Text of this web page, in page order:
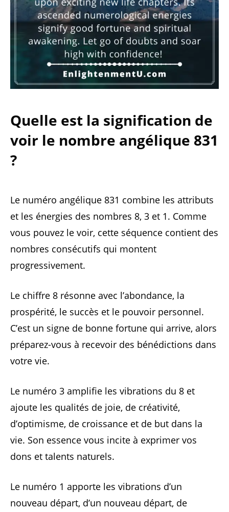
Quelle est la signification de
voir le nombre angélique 831
?
Le numéro angélique 831 combine les attributs
et les énergies des nombres 8, 3 et 1. Comme
vous pouvez le voir, cette séquence contient des
nombres consécutifs qui montent
progressivement.
Le chiffre 8 résonne avec l’abondance, la
prospérité, le succès et le pouvoir personnel.
C’est un signe de bonne fortune qui arrive, alors
préparez-vous à recevoir des bénédictions dans
votre vie.
Le numéro 3 amplifie les vibrations du 8 et
ajoute les qualités de joie, de créativité,
d’optimisme, de croissance et de but dans la
vie. Son essence vous incite à exprimer vos
dons et talents naturels.
Le numéro 1 apporte les vibrations d’un
nouveau départ, d’un nouveau départ, de